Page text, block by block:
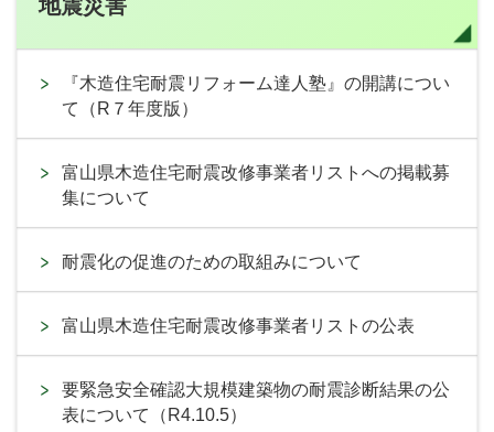
地震災害
『木造住宅耐震リフォーム達人塾』の開講につい
て（R７年度版）
富山県木造住宅耐震改修事業者リストへの掲載募
集について
耐震化の促進のための取組みについて
富山県木造住宅耐震改修事業者リストの公表
要緊急安全確認大規模建築物の耐震診断結果の公
表について（R4.10.5）